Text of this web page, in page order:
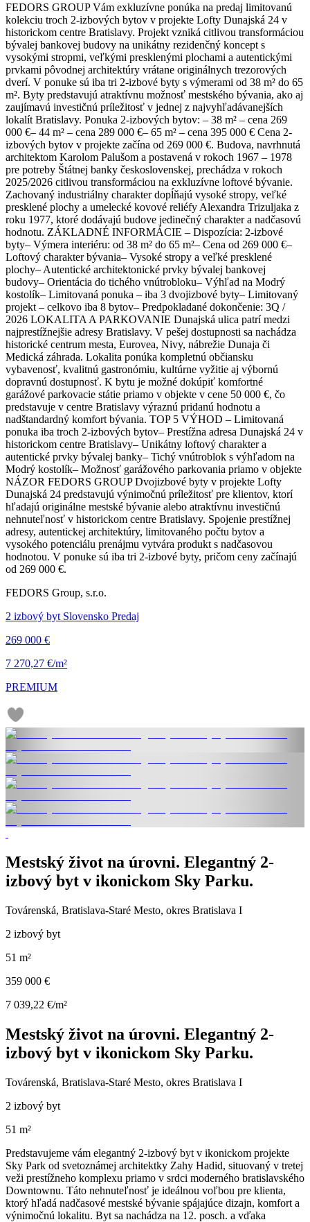
FEDORS GROUP Vám exkluzívne ponúka na predaj limitovanú
kolekciu troch 2-izbových bytov v projekte Lofty Dunajská 24 v
historickom centre Bratislavy. Projekt vzniká citlivou transformáciou
bývalej bankovej budovy na unikátny rezidenčný koncept s
vysokými stropmi, veľkými presklenými plochami a autentickými
prvkami pôvodnej architektúry vrátane originálnych trezorových
dverí. V ponuke sú iba tri 2-izbové byty s výmerami od 38 m² do 65
m². Byty predstavujú atraktívnu možnosť mestského bývania, ako aj
zaujímavú investičnú príležitosť v jednej z najvyhľadávanejších
lokalít Bratislavy. Ponuka 2-izbových bytov: – 38 m² – cena 269
000 €– 44 m² – cena 289 000 €– 65 m² – cena 395 000 € Cena 2-
izbových bytov v projekte začína od 269 000 €. Budova, navrhnutá
architektom Karolom Palušom a postavená v rokoch 1967 – 1978
pre potreby Štátnej banky československej, prechádza v rokoch
2025/2026 citlivou transformáciou na exkluzívne loftové bývanie.
Zachovaný industriálny charakter dopĺňajú vysoké stropy, veľké
presklené plochy a umelecké kovové reliéfy Alexandra Trizuljaka z
roku 1977, ktoré dodávajú budove jedinečný charakter a nadčasovú
hodnotu. ZÁKLADNÉ INFORMÁCIE – Dispozícia: 2-izbové
byty– Výmera interiéru: od 38 m² do 65 m²– Cena od 269 000 €–
Loftový charakter bývania– Vysoké stropy a veľké presklené
plochy– Autentické architektonické prvky bývalej bankovej
budovy– Orientácia do tichého vnútrobloku– Výhľad na Modrý
kostolík– Limitovaná ponuka – iba 3 dvojizbové byty– Limitovaný
projekt – celkovo iba 8 bytov– Predpokladané dokončenie: 3Q /
2026 LOKALITA A PARKOVANIE Dunajská ulica patrí medzi
najprestížnejšie adresy Bratislavy. V pešej dostupnosti sa nachádza
historické centrum mesta, Eurovea, Nivy, nábrežie Dunaja či
Medická záhrada. Lokalita ponúka kompletnú občiansku
vybavenosť, kvalitnú gastronómiu, kultúrne vyžitie aj výbornú
dopravnú dostupnosť. K bytu je možné dokúpiť komfortné
garážové parkovacie státie priamo v objekte v cene 50 000 €, čo
predstavuje v centre Bratislavy výraznú pridanú hodnotu a
nadštandardný komfort bývania. TOP 5 VÝHOD – Limitovaná
ponuka iba troch 2-izbových bytov– Prestížna adresa Dunajská 24 v
historickom centre Bratislavy– Unikátny loftový charakter a
autentické prvky bývalej banky– Tichý vnútroblok s výhľadom na
Modrý kostolík– Možnosť garážového parkovania priamo v objekte
NÁZOR FEDORS GROUP Dvojizbové byty v projekte Lofty
Dunajská 24 predstavujú výnimočnú príležitosť pre klientov, ktorí
hľadajú originálne mestské bývanie alebo atraktívnu investičnú
nehnuteľnosť v historickom centre Bratislavy. Spojenie prestížnej
adresy, autentickej architektúry, limitovaného počtu bytov a
vysokého potenciálu prenájmu vytvára produkt s nadčasovou
hodnotou. V ponuke sú iba tri 2-izbové byty, pričom ceny začínajú
od 269 000 €.
FEDORS Group, s.r.o.
2 izbový byt Slovensko Predaj
269 000 €
7 270,27 €/m²
PREMIUM
Mestský život na úrovni. Elegantný 2-
izbový byt v ikonickom Sky Parku.
Továrenská, Bratislava-Staré Mesto, okres Bratislava I
2 izbový byt
51 m²
359 000 €
7 039,22 €/m²
Mestský život na úrovni. Elegantný 2-
izbový byt v ikonickom Sky Parku.
Továrenská, Bratislava-Staré Mesto, okres Bratislava I
2 izbový byt
51 m²
Predstavujeme vám elegantný 2-izbový byt v ikonickom projekte
Sky Park od svetoznámej architektky Zahy Hadid, situovaný v tretej
veži prestížneho komplexu priamo v srdci moderného bratislavského
Downtownu. Táto nehnuteľnosť je ideálnou voľbou pre klienta,
ktorý hľadá nadčasové mestské bývanie spájajúce dizajn, komfort a
výnimočnú lokalitu. Byt sa nachádza na 12. posch. a vďaka